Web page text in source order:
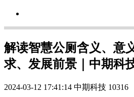
解读智慧公厕含义、意
求、发展前景｜中期科
2024-03-12 17:41:14 中期科技 10316